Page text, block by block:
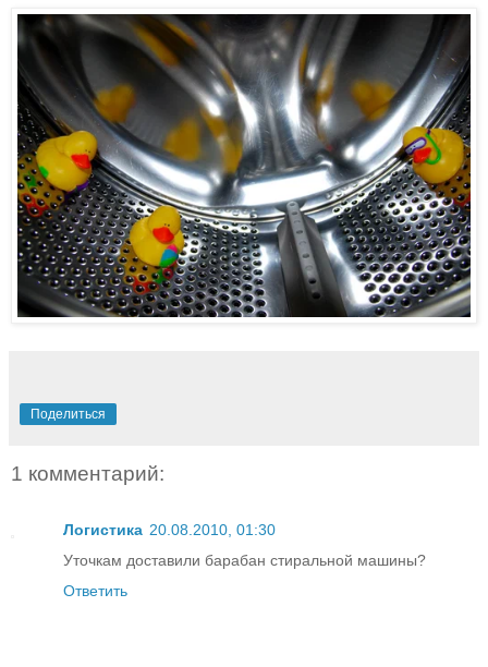
Поделиться
1 комментарий:
Логистика 20.08.2010, 01:30
Уточкам доставили барабан стиральной машины?
Ответить